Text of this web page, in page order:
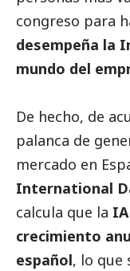
congreso para
desempeña la
mundo del
De hecho, de
palanca de
mercado en
International
calcula que la
crecimiento
español, lo que